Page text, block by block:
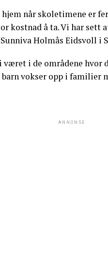
hjem når skoletimene er
kostnad å ta. Vi har
Holmås Eidsvoll i
i de områdene hvor
vokser opp i familier
ANNONSE